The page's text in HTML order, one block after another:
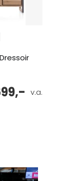
v.a.